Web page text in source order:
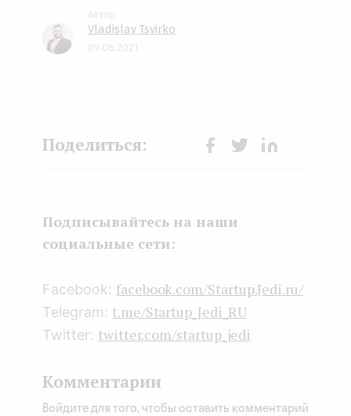
Vladislav Tsvirko
09.08.2021
k
Подписывайтесь на наши
социальные сети:
Facebook: facebook.com/Startup.Jedi.ru/
Telegram: t.me/Startup_Jedi_RU
Twitter: twitter.com/startup_jedi
Комментарии
Войдите для того, чтобы оставить комментарий